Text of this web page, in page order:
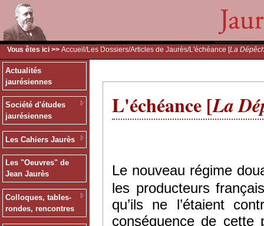
Vous êtes ici >> Accueil /Les Dossiers/Articles de Jaurès/L'échéance [La
Actualités
jaurésiennes
Société d'études
jaurésiennes
Les Cahiers Jaurès
Les "Oeuvres" de
Jean Jaurès
Colloques, tables-
rondes, rencontres
L'échéance [La
Le nouveau régime
les producteurs
qu’ils ne l’étaient
conséquence de